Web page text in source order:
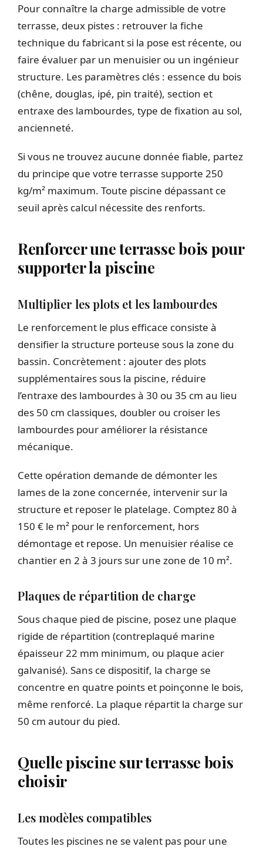
Pour connaître la charge admissible de votre
terrasse, deux pistes : retrouver la fiche
technique du fabricant si la pose est récente, ou
faire évaluer par un menuisier ou un ingénieur
structure. Les paramètres clés : essence du bois
(chêne, douglas, ipé, pin traité), section et
entraxe des lambourdes, type de fixation au sol,
ancienneté.
Si vous ne trouvez aucune donnée fiable, partez
du principe que votre terrasse supporte 250
kg/m² maximum. Toute piscine dépassant ce
seuil après calcul nécessite des renforts.
Renforcer une terrasse bois pour
supporter la piscine
Multiplier les plots et les lambourdes
Le renforcement le plus efficace consiste à
densifier la structure porteuse sous la zone du
bassin. Concrètement : ajouter des plots
supplémentaires sous la piscine, réduire
l’entraxe des lambourdes à 30 ou 35 cm au lieu
des 50 cm classiques, doubler ou croiser les
lambourdes pour améliorer la résistance
mécanique.
Cette opération demande de démonter les
lames de la zone concernée, intervenir sur la
structure et reposer le platelage. Comptez 80 à
150 € le m² pour le renforcement, hors
démontage et repose. Un menuisier réalise ce
chantier en 2 à 3 jours sur une zone de 10 m².
Plaques de répartition de charge
Sous chaque pied de piscine, posez une plaque
rigide de répartition (contreplaqué marine
épaisseur 22 mm minimum, ou plaque acier
galvanisé). Sans ce dispositif, la charge se
concentre en quatre points et poinçonne le bois,
même renforcé. La plaque répartit la charge sur
50 cm autour du pied.
Quelle piscine sur terrasse bois
choisir
Les modèles compatibles
Toutes les piscines ne se valent pas pour une